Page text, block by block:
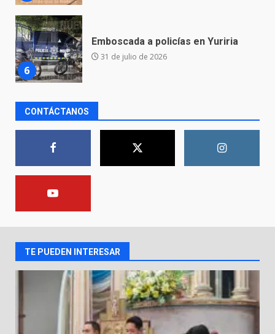
7
Envía Gobierno de la Gente más
de 77 mil
30 de julio de 2026
asume la administración de la
parroquia de Guarapo
5 de agosto de 2026
2
FUEGO A LA SECRETARÍA DE LA
5 de agosto de 2026
Muere peatón arrollado por
motociclista en Yuriria
4 de agosto de 2026
CONTÁCTANOS
TE PUEDEN INTERESAR